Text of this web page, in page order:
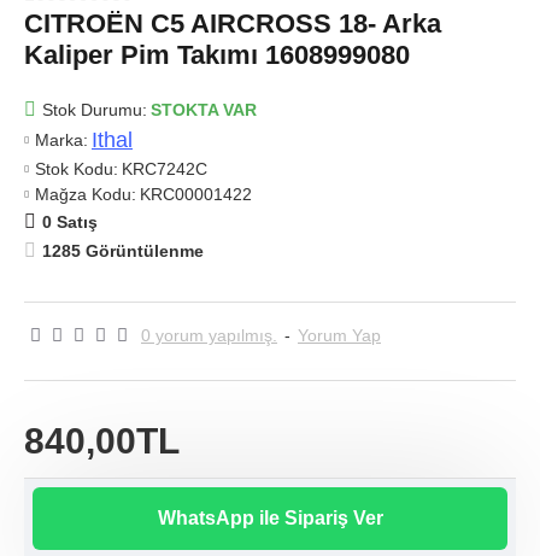
CITROËN C5 AIRCROSS 18- Arka
Kaliper Pim Takımı 1608999080
Stok Durumu: STOKTA VAR
Marka: Ithal
Stok Kodu: KRC7242C
Mağza Kodu: KRC00001422
0 Satış
1285 Görüntülenme
0 yorum yapılmış. - Yorum Yap
840,00TL
WhatsApp ile Sipariş Ver